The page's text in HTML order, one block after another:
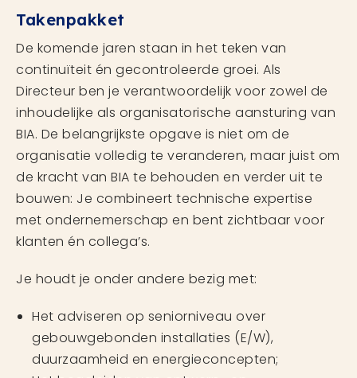
Takenpakket
De komende jaren staan in het teken van
continuïteit én gecontroleerde groei. Als
Directeur ben je verantwoordelijk voor zowel de
inhoudelijke als organisatorische aansturing van
BIA. De belangrijkste opgave is niet om de
organisatie volledig te veranderen, maar juist om
de kracht van BIA te behouden en verder uit te
bouwen: Je combineert technische expertise
met ondernemerschap en bent zichtbaar voor
klanten én collega’s.
Je houdt je onder andere bezig met:
Het adviseren op seniorniveau over
gebouwgebonden installaties (E/W),
duurzaamheid en energieconcepten;